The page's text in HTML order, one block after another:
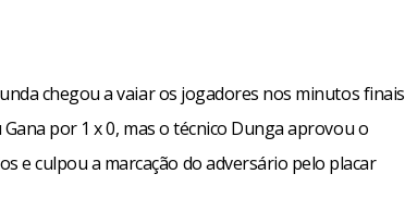
chegou a vaiar os jogadores nos minutos finais
por 1 x 0, mas o técnico Dunga aprovou o
e culpou a marcação do adversário pelo placar